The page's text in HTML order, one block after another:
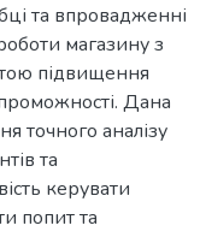
та впровадженні
магазину з
підвищення
Дана
точного аналізу
та
керувати
попит та